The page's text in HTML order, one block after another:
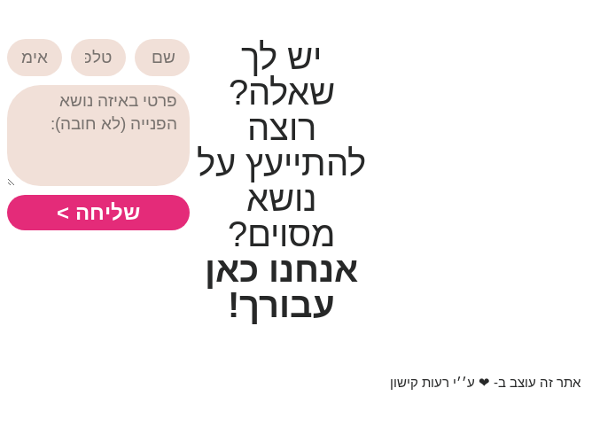
יש לך
שאלה?
רוצה
להתייעץ על
נושא
מסוים?
אנחנו כאן
עבורך!
שליחה >
אתר זה עוצב ב- ❤︎ ע׳׳י רעות קישון